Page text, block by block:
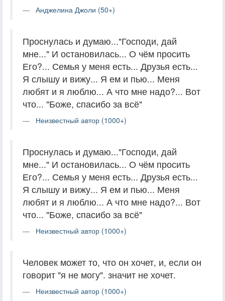
Анджелина Джоли (50+)
Проснулась и думаю..."Господи, дай
мне..." И остановилась... О чём просить
Его?... Семья у меня есть... Друзья есть...
Я слышу и вижу... Я ем и пью... Меня
любят и я люблю... А что мне надо?... Вот
что... "Боже, спасибо за всё"
Неизвестный автор (1000+)
Проснулась и думаю..."Господи, дай
мне..." И остановилась... О чём просить
Его?... Семья у меня есть... Друзья есть...
Я слышу и вижу... Я ем и пью... Меня
любят и я люблю... А что мне надо?... Вот
что... "Боже, спасибо за всё"
Неизвестный автор (1000+)
Человек может то, что он хочет, и, если он
говорит "я не могу". значит не хочет.
Неизвестный автор (1000+)